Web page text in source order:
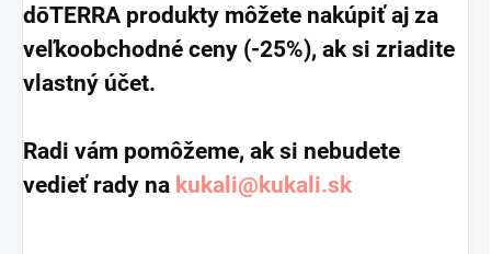
dōTERRA produkty môžete nakúpiť aj za
veľkoobchodné ceny (-25%), ak si zriadite
vlastný účet.
Radi vám pomôžeme, ak si nebudete
vedieť rady na kukali@kukali.sk